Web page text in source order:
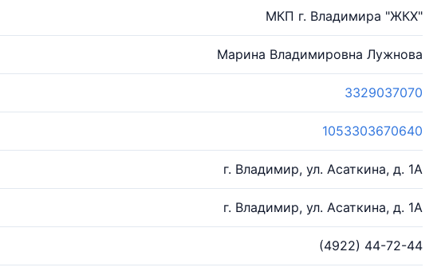
МКП г. Владимира "ЖКХ"
Марина Владимировна Лужнова
3329037070
1053303670640
г. Владимир, ул. Асаткина, д. 1А
г. Владимир, ул. Асаткина, д. 1А
(4922) 44-72-44